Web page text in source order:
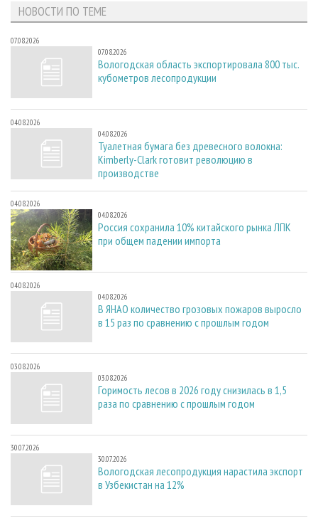
НОВОСТИ ПО ТЕМЕ
07.08.2026
07.08.2026
Вологодская область экспортировала 800 тыс.
кубометров лесопродукции
04.08.2026
04.08.2026
Туалетная бумага без древесного волокна:
Kimberly-Clark готовит революцию в
производстве
04.08.2026
04.08.2026
Россия сохранила 10% китайского рынка ЛПК
при общем падении импорта
04.08.2026
04.08.2026
В ЯНАО количество грозовых пожаров выросло
в 15 раз по сравнению с прошлым годом
03.08.2026
03.08.2026
Горимость лесов в 2026 году снизилась в 1,5
раза по сравнению с прошлым годом
30.07.2026
30.07.2026
Вологодская лесопродукция нарастила экспорт
в Узбекистан на 12%